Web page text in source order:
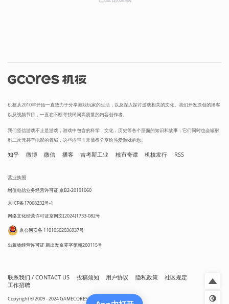
机核从2010年开始一直致力于分享游戏玩家的生活，以及深入探讨游戏相关的文化。我们开发原创的播客
以及视频节目，一直在不断寻找民间高质量的内容创作者。
我们坚信游戏不止是游戏，游戏中包含的科学，文化，历史等各个层面的知识和故事，它们同时也会辐射
到二次元甚至电影的领域，这些内容非常值得分享给热爱游戏的您。
知乎 微博 微信 播客 吉考斯工业 核市奇谭 机核发行 RSS
营业执照
增值电信业务经营许可证 京B2-20191060
京ICP备17068232号-1
网络文化经营许可证京网文[2024]1733-082号
京公网安备 11010502036937号
出版物经营许可证 新出发京零字第朝260115号
联系我们 / CONTACT US 投稿须知 用户协议 隐私政策
社区规定
工作招聘
Copyright © 2009 - 2024 GAMECORES. All Rights Reserved